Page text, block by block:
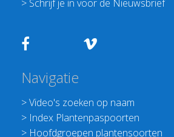
> Schrijf je in voor de Nieuwsbrief
Navigatie
>Video's zoeken op naam
> Index Plantenpaspoorten
> Hoofdgroepen plantensoorten